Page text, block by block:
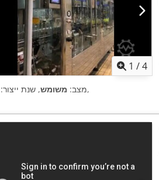
1 /4
מצב: משומש, שנת ייצור: ,